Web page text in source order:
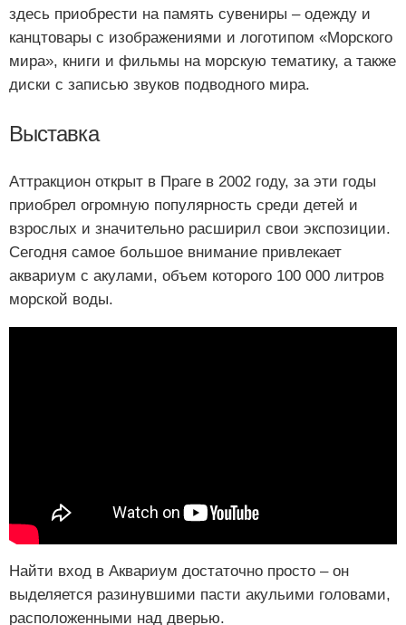
здесь приобрести на память сувениры – одежду и
канцтовары с изображениями и логотипом «Морского
мира», книги и фильмы на морскую тематику, а также
диски с записью звуков подводного мира.
Выставка
Аттракцион открыт в Праге в 2002 году, за эти годы
приобрел огромную популярность среди детей и
взрослых и значительно расширил свои экспозиции.
Сегодня самое большое внимание привлекает
аквариум с акулами, объем которого 100 000 литров
морской воды.
Найти вход в Аквариум достаточно просто – он
выделяется разинувшими пасти акульими головами,
расположенными над дверью.